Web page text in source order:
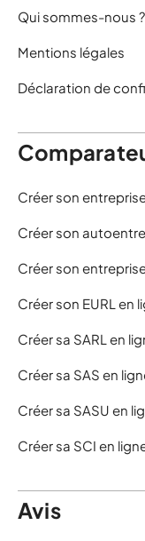
Qui sommes-nous ?
Mentions légales
Déclaration de
Créer son
Créer son
Créer son
Créer son EURL en
Créer sa SARL en
Créer sa SAS en
Créer sa SASU en
Créer sa SCI en
Avis